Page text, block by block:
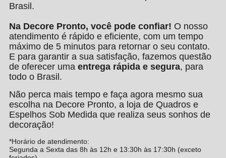
Brasil.
Na Decore Pronto, você pode confiar! O nosso
atendimento é rápido e eficiente, com um tempo
máximo de 5 minutos para retornar o seu contato.
E para garantir a sua satisfação, fazemos questão
de oferecer uma entrega rápida e segura, para
todo o Brasil.
Não perca mais tempo e faça agora mesmo sua
escolha na Decore Pronto, a loja de Quadros e
Espelhos Sob Medida que realiza seus sonhos de
decoração!
*Horário de atendimento:
Segunda a Sexta das 8h às 12h e 13:30h às 17:30h (exceto